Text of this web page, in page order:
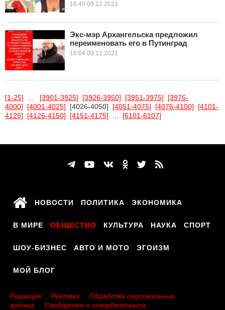
16:49 09.12.2021
Экс-мэр Архангельска предложил
переименовать его в Путинград
16:04 09.12.2021
[1-25] [3901-3925] [3926-3950] [3951-3975]
[3976-
4000]
[4001-4025] [4026-4050] [4051-4075] [4076-4100]
[4101-
4125]
[4126-4150] [4151-4175] [6101-6107]
НОВОСТИ ПОЛИТИКА ЭКОНОМИКА
В МИРЕ ОБЩЕСТВО КУЛЬТУРА НАУКА СПОРТ
ШОУ-БИЗНЕС АВТО И МОТО ЭГОИЗМ
МОЙ БЛОГ
Редакция Реклама
Обработка персональных
данных
Сообщение о оскорбительном